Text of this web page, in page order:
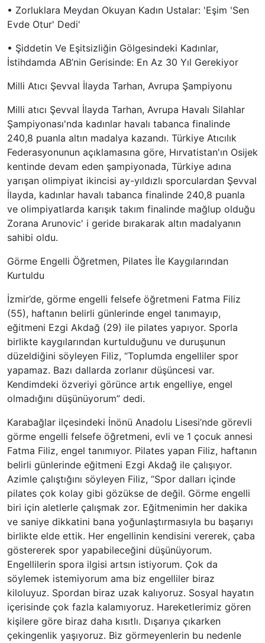
• Zorluklara Meydan Okuyan Kadın Ustalar: 'Eşim 'Sen
Evde Otur' Dedi'
• Şiddetin Ve Eşitsizliğin Gölgesindeki Kadınlar,
İstihdamda AB’nin Gerisinde: En Az 30 Yıl Gerekiyor
Milli Atıcı Şevval İlayda Tarhan, Avrupa Şampiyonu
Milli atıcı Şevval İlayda Tarhan, Avrupa Havalı Silahlar
Şampiyonası'nda kadınlar havalı tabanca finalinde
240,8 puanla altın madalya kazandı. Türkiye Atıcılık
Federasyonunun açıklamasına göre, Hırvatistan'ın Osijek
kentinde devam eden şampiyonada, Türkiye adına
yarışan olimpiyat ikincisi ay-yıldızlı sporculardan Şevval
İlayda, kadınlar havalı tabanca finalinde 240,8 puanla
ve olimpiyatlarda karışık takım finalinde mağlup olduğu
Zorana Arunovic' i geride bırakarak altın madalyanın
sahibi oldu.
Görme Engelli Öğretmen, Pilates İle Kaygılarından
Kurtuldu
İzmir’de, görme engelli felsefe öğretmeni Fatma Filiz
(55), haftanın belirli günlerinde engel tanımayıp,
eğitmeni Ezgi Akdağ (29) ile pilates yapıyor. Sporla
birlikte kaygılarından kurtulduğunu ve duruşunun
düzeldiğini söyleyen Filiz, “Toplumda engelliler spor
yapamaz. Bazı dallarda zorlanır düşüncesi var.
Kendimdeki özveriyi görünce artık engelliye, engel
olmadığını düşünüyorum” dedi.
Karabağlar ilçesindeki İnönü Anadolu Lisesi’nde görevli
görme engelli felsefe öğretmeni, evli ve 1 çocuk annesi
Fatma Filiz, engel tanımıyor. Pilates yapan Filiz, haftanın
belirli günlerinde eğitmeni Ezgi Akdağ ile çalışıyor.
Azimle çalıştığını söyleyen Filiz, “Spor dalları içinde
pilates çok kolay gibi gözükse de değil. Görme engelli
biri için aletlerle çalışmak zor. Eğitmenimin her dakika
ve saniye dikkatini bana yoğunlaştırmasıyla bu başarıyı
birlikte elde ettik. Her engellinin kendisini vererek, çaba
göstererek spor yapabileceğini düşünüyorum.
Engellilerin spora ilgisi artsın istiyorum. Çok da
söylemek istemiyorum ama biz engelliler biraz
kiloluyuz. Spordan biraz uzak kalıyoruz. Sosyal hayatın
içerisinde çok fazla kalamıyoruz. Hareketlerimiz gören
kişilere göre biraz daha kısıtlı. Dışarıya çıkarken
çekingenlik yaşıyoruz. Biz görmeyenlerin bu nedenle